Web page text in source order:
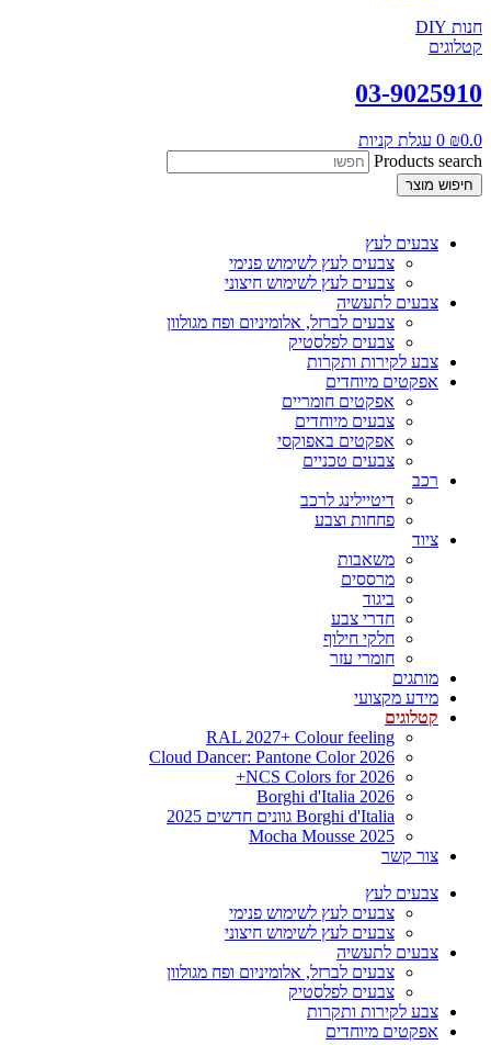
חנות DIY
קטלוגים
03-9025910
₪0.0
0 עגלת קניות
Products search
חיפוש מוצר
צבעים לעץ
צבעים לעץ לשימוש פנימי
צבעים לעץ לשימוש חיצוני
צבעים לתעשיה
צבעים לברזל, אלומיניום ופח מגולוון
צבעים לפלסטיק
צבע לקירות ותקרות
אפקטים מיוחדים
אפקטים חומריים
צבעים מיוחדים
אפקטים באפוקסי
צבעים טכניים
רכב
דיטיילינג לרכב
פחחות וצבע
ציוד
משאבות
מרססים
ביגוד
חדרי צבע
חלקי חילוף
חומרי עזר
מותגים
מידע מקצועי
קטלוגים
RAL 2027+ Colour feeling
Cloud Dancer: Pantone Color 2026
NCS Colors for 2026+
Borghi d'Italia 2026
Borghi d'Italia גוונים חדשים 2025
Mocha Mousse 2025
צור קשר
צבעים לעץ
צבעים לעץ לשימוש פנימי
צבעים לעץ לשימוש חיצוני
צבעים לתעשיה
צבעים לברזל, אלומיניום ופח מגולוון
צבעים לפלסטיק
צבע לקירות ותקרות
אפקטים מיוחדים